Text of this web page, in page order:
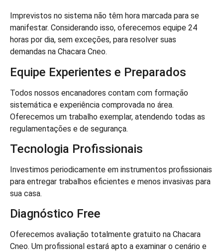
Imprevistos no sistema não têm hora marcada para se
manifestar. Considerando isso, oferecemos equipe 24
horas por dia, sem exceções, para resolver suas
demandas na Chacara Cneo.
Equipe Experientes e Preparados
Todos nossos encanadores contam com formação
sistemática e experiência comprovada no área.
Oferecemos um trabalho exemplar, atendendo todas as
regulamentações e de segurança.
Tecnologia Profissionais
Investimos periodicamente em instrumentos profissionais
para entregar trabalhos eficientes e menos invasivas para
sua casa.
Diagnóstico Free
Oferecemos avaliação totalmente gratuito na Chacara
Cneo. Um profissional estará apto a examinar o cenário e